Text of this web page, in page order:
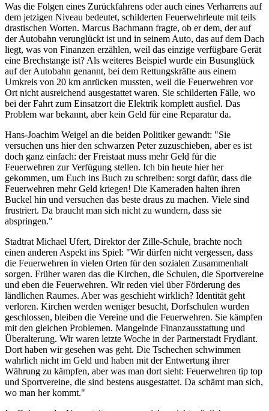
Was die Folgen eines Zurückfahrens oder auch eines Verharrens auf
dem jetzigen Niveau bedeutet, schilderten Feuerwehrleute mit teils
drastischen Worten. Marcus Bachmann fragte, ob er dem, der auf
der Autobahn verunglückt ist und in seinem Auto, das auf dem Dach
liegt, was von Finanzen erzählen, weil das einzige verfügbare Gerät
eine Brechstange ist? Als weiteres Beispiel wurde ein Busunglück
auf der Autobahn genannt, bei dem Rettungskräfte aus einem
Umkreis von 20 km anrücken mussten, weil die Feuerwehren vor
Ort nicht ausreichend ausgestattet waren. Sie schilderten Fälle, wo
bei der Fahrt zum Einsatzort die Elektrik komplett ausfiel. Das
Problem war bekannt, aber kein Geld für eine Reparatur da.
Hans-Joachim Weigel an die beiden Politiker gewandt: "Sie
versuchen uns hier den schwarzen Peter zuzuschieben, aber es ist
doch ganz einfach: der Freistaat muss mehr Geld für die
Feuerwehren zur Verfügung stellen. Ich bin heute hier her
gekommen, um Euch ins Buch zu schreiben: sorgt dafür, dass die
Feuerwehren mehr Geld kriegen! Die Kameraden halten ihren
Buckel hin und versuchen das beste draus zu machen. Viele sind
frustriert. Da braucht man sich nicht zu wundern, dass sie
abspringen."
Stadtrat Michael Ufert, Direktor der Zille-Schule, brachte noch
einen anderen Aspekt ins Spiel: "Wir dürfen nicht vergessen, dass
die Feuerwehren in vielen Orten für den sozialen Zusammenhalt
sorgen. Früher waren das die Kirchen, die Schulen, die Sportvereine
und eben die Feuerwehren. Wir reden viel über Förderung des
ländlichen Raumes. Aber was geschieht wirklich? Identität geht
verloren. Kirchen werden weniger besucht, Dorfschulen wurden
geschlossen, bleiben die Vereine und die Feuerwehren. Sie kämpfen
mit den gleichen Problemen. Mangelnde Finanzausstattung und
Überalterung. Wir waren letzte Woche in der Partnerstadt Frydlant.
Dort haben wir gesehen was geht. Die Tschechen schwimmen
wahrlich nicht im Geld und haben mit der Entwertung ihrer
Währung zu kämpfen, aber was man dort sieht: Feuerwehren tip top
und Sportvereine, die sind bestens ausgestattet. Da schämt man sich,
wo man her kommt."